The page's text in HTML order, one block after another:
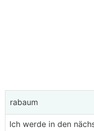
rabaum
Ich werde in den